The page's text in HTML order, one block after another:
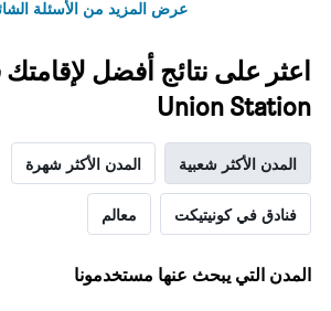
عرض المزيد من الأسئلة
Union Station
المدن الأكثر شعبية المدن الأكثر شهرة
فنادق في كونيتيكت معالم
المدن التي يبحث عنها مستخدمونا